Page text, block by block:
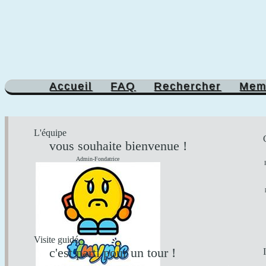
Accueil FAQ Rechercher
L'équipe
vous souhaite bienvenue !
Admin-Fondatrice
Visite guidé
c'est parti pour un tour !